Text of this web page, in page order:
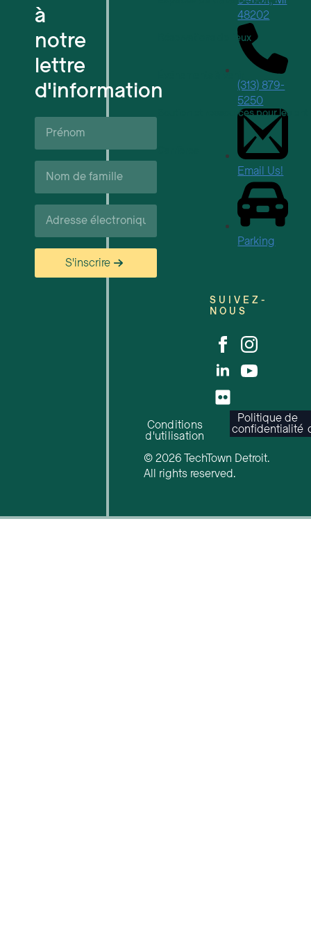
à
notre
lettre
d'information
Prénom*
Nom
de
Courriel*
S'inscrire
Réservations de lieux
Événements à venir
Soutien et ressources pour les
48202
(313) 879-
5250
Email Us!
Parking
SUIVEZ-
NOUS
Conditions
d'utilisation
Politique de
confidentialité
© 2026 TechTown Detroit.
All rights reserved.